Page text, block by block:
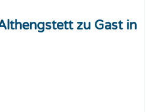
zu Gast in